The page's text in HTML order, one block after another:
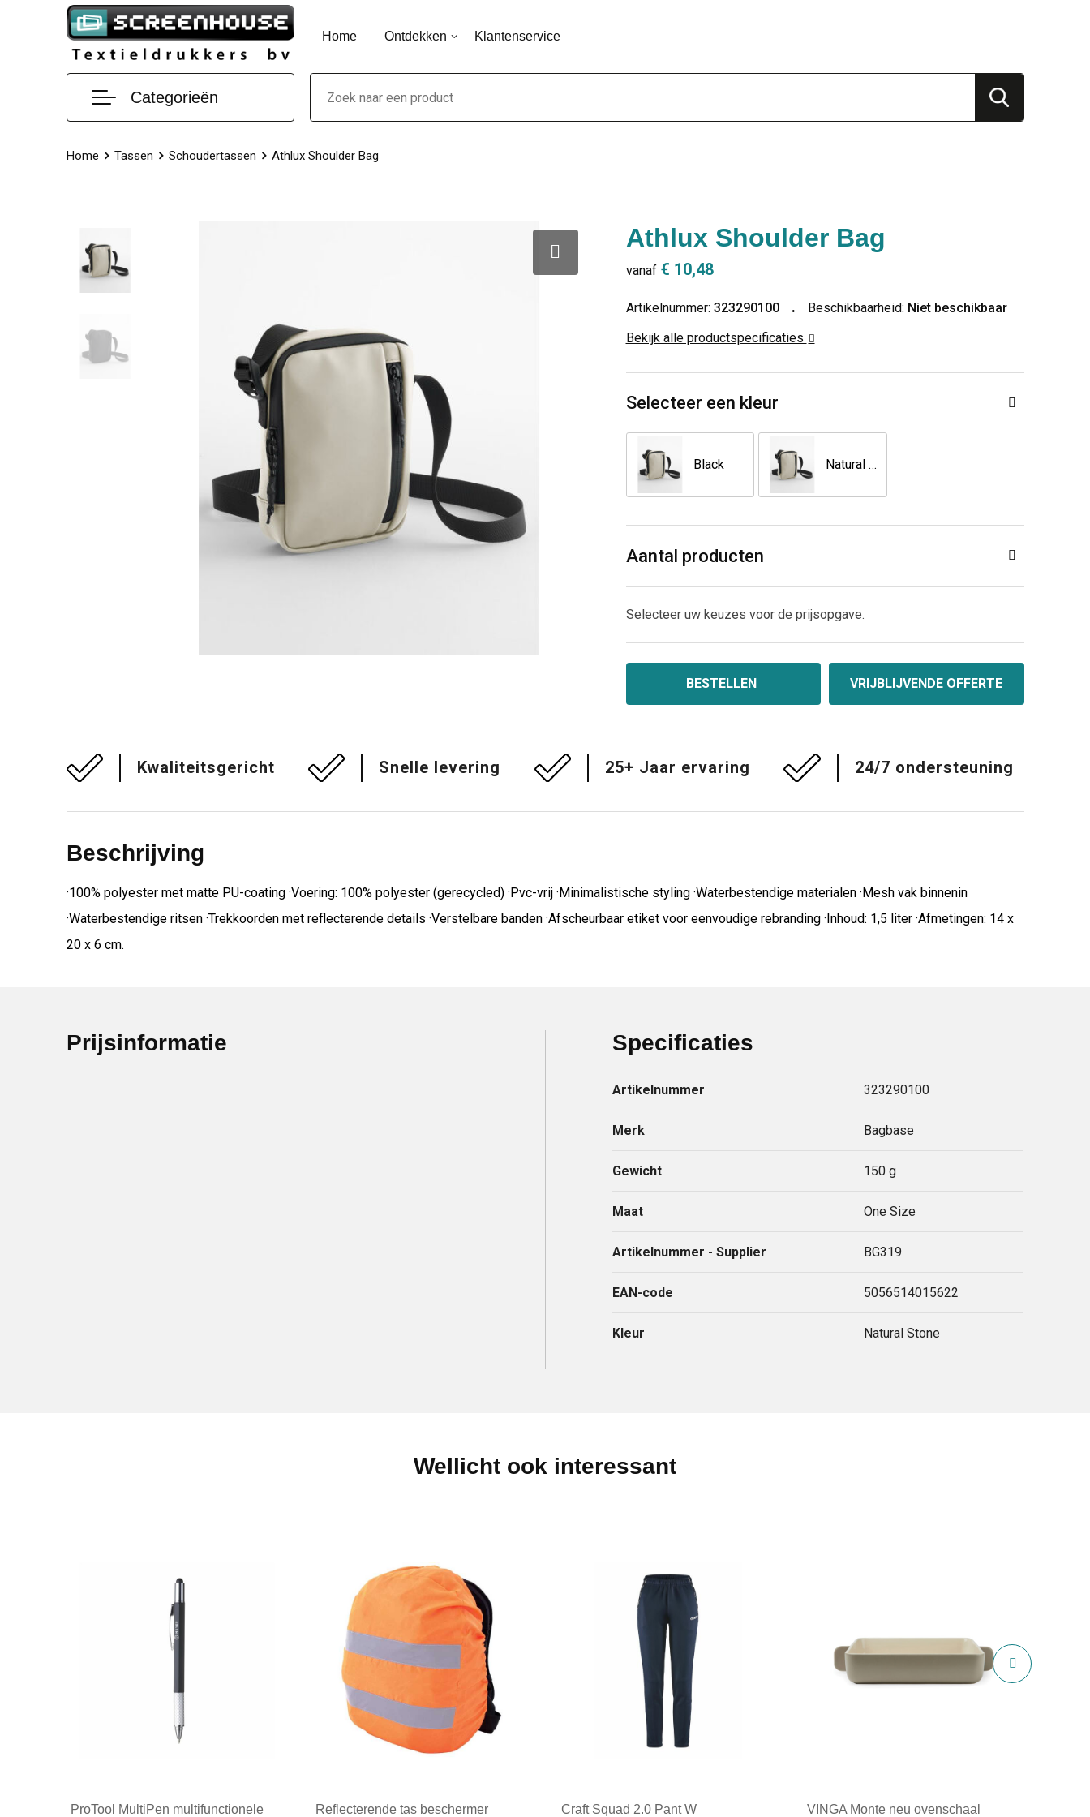
Home Ontdekken Klantenservice
Categorieën
Home Tassen Schoudertassen Athlux Shoulder Bag
Athlux Shoulder Bag
vanaf € 10,48
Artikelnummer: 323290100 Beschikbaarheid: Niet beschikbaar
Bekijk alle productspecificaties
Selecteer een kleur
Black Natural Stone
Aantal producten
Selecteer uw keuzes voor de prijsopgave.
BESTELLEN VRIJBLIJVENDE OFFERTE
Kwaliteitsgericht Snelle levering 25+ Jaar ervaring 24/7 ondersteuning
Beschrijving
·100% polyester met matte PU-coating ·Voering: 100% polyester (gerecycled) ·Pvc-vrij ·Minimalistische styling ·Waterbestendige materialen ·Mesh vak binnenin
·Waterbestendige ritsen ·Trekkoorden met reflecterende details ·Verstelbare banden ·Afscheurbaar etiket voor eenvoudige rebranding ·Inhoud: 1,5 liter ·Afmetingen: 14 x
20 x 6 cm.
Prijsinformatie Specificaties
Artikelnummer 323290100
Merk Bagbase
Gewicht 150 g
Maat One Size
Artikelnummer - Supplier BG319
EAN-code 5056514015622
Kleur Natural Stone
Wellicht ook interessant
ProTool MultiPen multifunctionele Reflecterende tas beschermer Craft Squad 2.0 Pant W VINGA Monte neu ovenschaal